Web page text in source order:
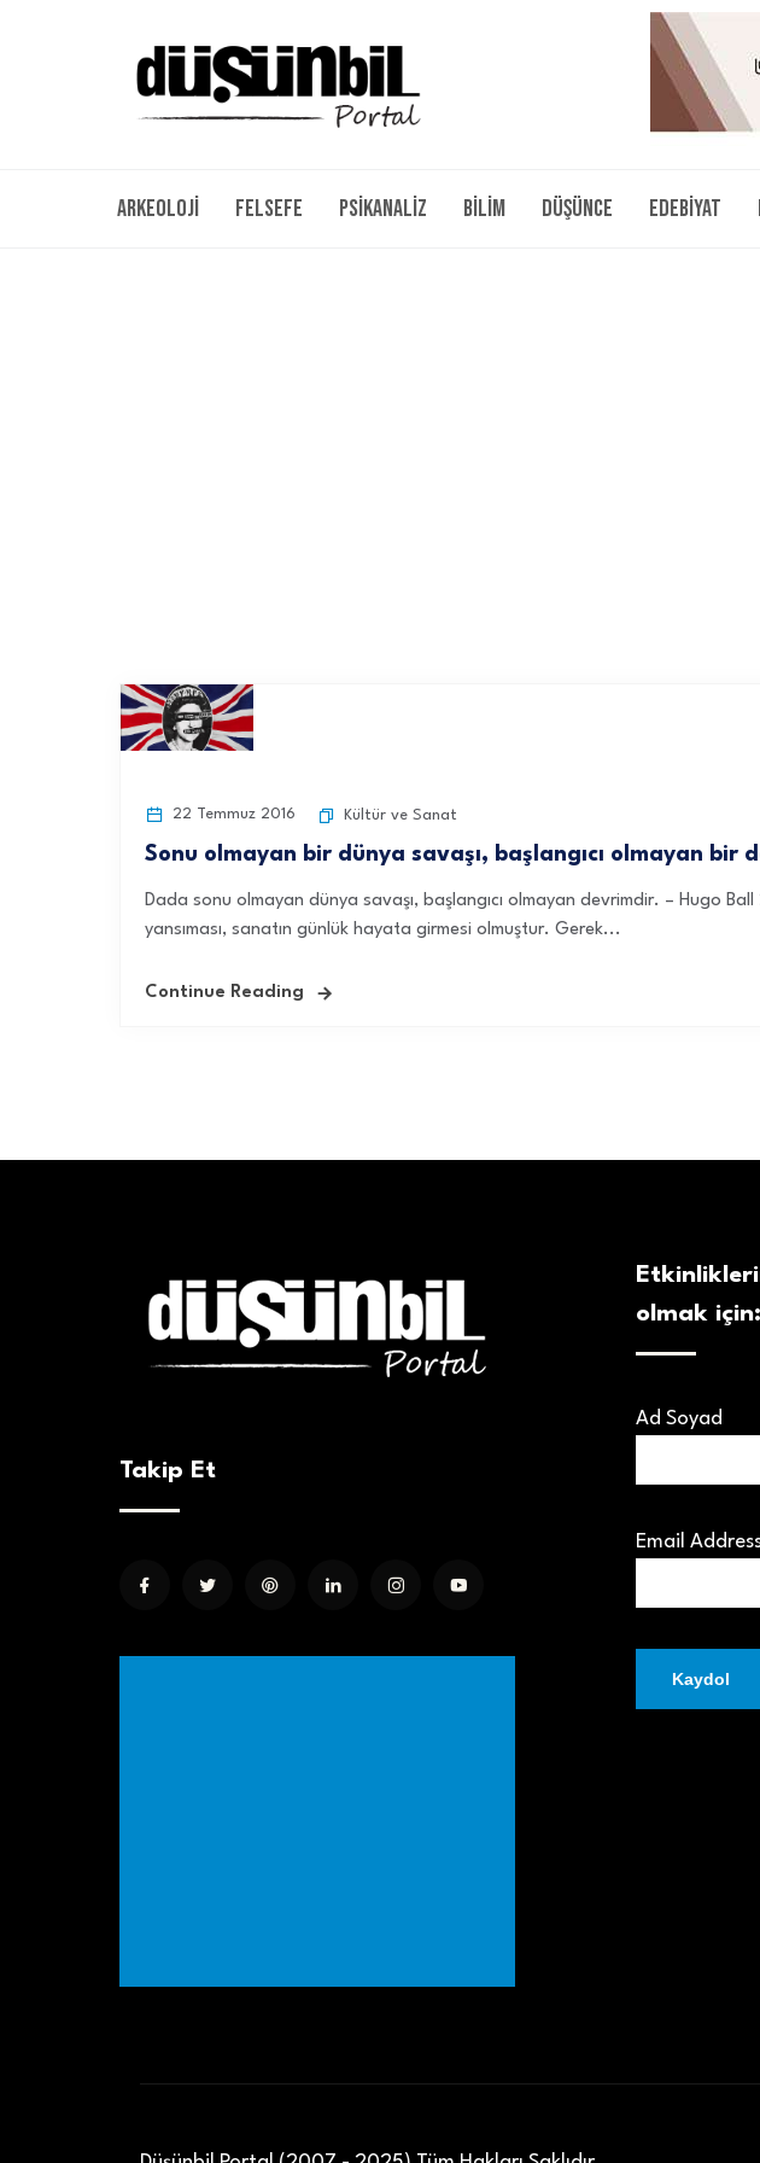
Arkeoloji Felsefe Psikanaliz Bilim Düşünce Edebiyat
22 Temmuz 2016 Kültür ve Sanat
Sonu olmayan bir dünya savaşı, başlangıcı olmayan bir
Dada sonu olmayan dünya savaşı, başlangıcı olmayan devrimdir. – Hugo
yansıması, sanatın günlük hayata girmesi olmuştur. Gerek...
Continue Reading
Takip Et
olmak için:
Ad Soyad
Email